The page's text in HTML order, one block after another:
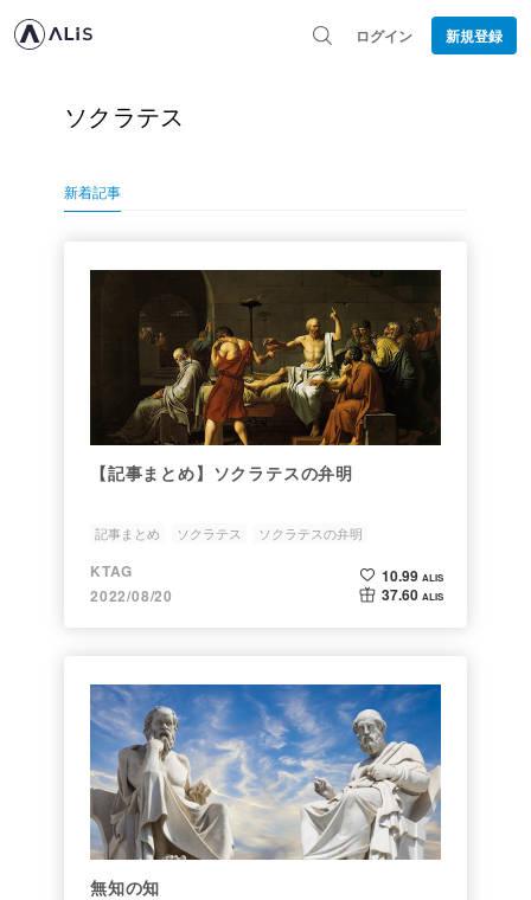
ログイン 新規登録
ソクラテス
新着記事
【記事まとめ】ソクラテスの弁明
記事まとめ ソクラテス ソクラテスの弁明
KTAG
2022/08/20
10.99 ALIS
37.60 ALIS
無知の知